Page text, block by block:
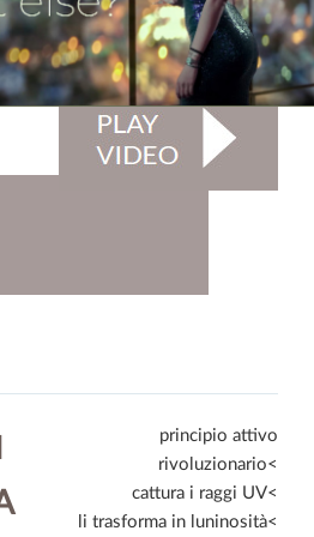
principio attivo
rivoluzionario<
cattura i raggi UV<
li trasforma in luninosità<